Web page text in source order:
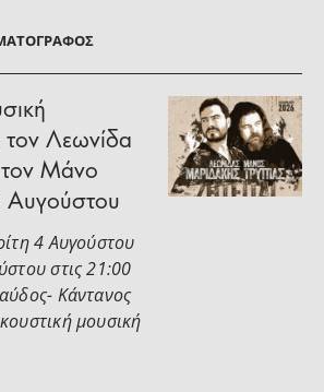
Λεωνίδα
Μάνο
Αυγούστου
4 Αυγούστου
στις 21:00
Κάντανος
μουσική